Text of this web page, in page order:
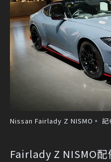
Nissan Fairlady Z NISMO。 記
Fairlady Z NISMO配